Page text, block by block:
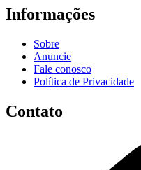
Informações
Sobre
Anuncie
Fale conosco
Política de Privacidade
Contato